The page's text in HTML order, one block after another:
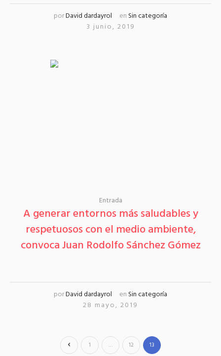
porDavid dardayrol en Sin categoría
3 junio, 2019
Entrada
A generar entornos más saludables y
respetuosos con el medio ambiente,
convoca Juan Rodolfo Sánchez Gómez
porDavid dardayrol en Sin categoría
28 mayo, 2019
1 … 12 13